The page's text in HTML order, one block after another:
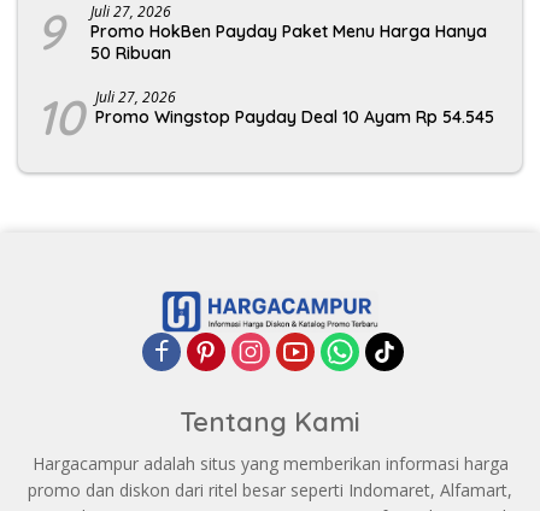
9 Juli 27, 2026
Promo HokBen Payday Paket Menu Harga Hanya
50 Ribuan
10 Juli 27, 2026
Promo Wingstop Payday Deal 10 Ayam Rp 54.545
Tentang Kami
Hargacampur adalah situs yang memberikan informasi harga
promo dan diskon dari ritel besar seperti Indomaret, Alfamart,